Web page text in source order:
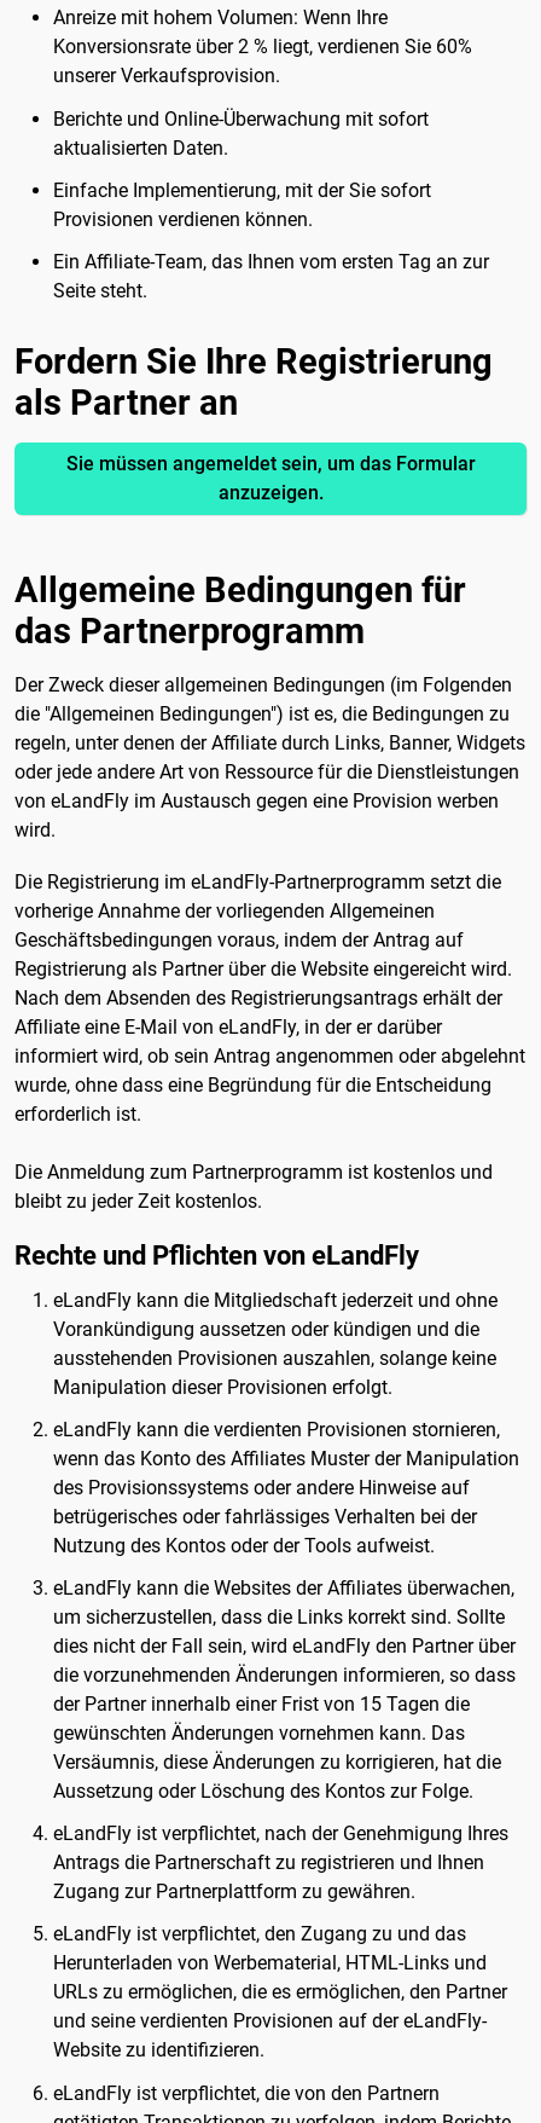
Anreize mit hohem Volumen: Wenn Ihre
Konversionsrate über 2 % liegt, verdienen Sie 60%
unserer Verkaufsprovision.
Berichte und Online-Überwachung mit sofort
aktualisierten Daten.
Einfache Implementierung, mit der Sie sofort
Provisionen verdienen können.
Ein Affiliate-Team, das Ihnen vom ersten Tag an zur
Seite steht.
Fordern Sie Ihre Registrierung
als Partner an
Sie müssen angemeldet sein, um das Formular
anzuzeigen.
Allgemeine Bedingungen für
das Partnerprogramm
Der Zweck dieser allgemeinen Bedingungen (im Folgenden
die "Allgemeinen Bedingungen") ist es, die Bedingungen zu
regeln, unter denen der Affiliate durch Links, Banner, Widgets
oder jede andere Art von Ressource für die Dienstleistungen
von eLandFly im Austausch gegen eine Provision werben
wird.
Die Registrierung im eLandFly-Partnerprogramm setzt die
vorherige Annahme der vorliegenden Allgemeinen
Geschäftsbedingungen voraus, indem der Antrag auf
Registrierung als Partner über die Website eingereicht wird.
Nach dem Absenden des Registrierungsantrags erhält der
Affiliate eine E-Mail von eLandFly, in der er darüber
informiert wird, ob sein Antrag angenommen oder abgelehnt
wurde, ohne dass eine Begründung für die Entscheidung
erforderlich ist.
Die Anmeldung zum Partnerprogramm ist kostenlos und
bleibt zu jeder Zeit kostenlos.
Rechte und Pflichten von eLandFly
eLandFly kann die Mitgliedschaft jederzeit und ohne
Vorankündigung aussetzen oder kündigen und die
ausstehenden Provisionen auszahlen, solange keine
Manipulation dieser Provisionen erfolgt.
eLandFly kann die verdienten Provisionen stornieren,
wenn das Konto des Affiliates Muster der Manipulation
des Provisionssystems oder andere Hinweise auf
betrügerisches oder fahrlässiges Verhalten bei der
Nutzung des Kontos oder der Tools aufweist.
eLandFly kann die Websites der Affiliates überwachen,
um sicherzustellen, dass die Links korrekt sind. Sollte
dies nicht der Fall sein, wird eLandFly den Partner über
die vorzunehmenden Änderungen informieren, so dass
der Partner innerhalb einer Frist von 15 Tagen die
gewünschten Änderungen vornehmen kann. Das
Versäumnis, diese Änderungen zu korrigieren, hat die
Aussetzung oder Löschung des Kontos zur Folge.
eLandFly ist verpflichtet, nach der Genehmigung Ihres
Antrags die Partnerschaft zu registrieren und Ihnen
Zugang zur Partnerplattform zu gewähren.
eLandFly ist verpflichtet, den Zugang zu und das
Herunterladen von Werbematerial, HTML-Links und
URLs zu ermöglichen, die es ermöglichen, den Partner
und seine verdienten Provisionen auf der eLandFly-
Website zu identifizieren.
eLandFly ist verpflichtet, die von den Partnern